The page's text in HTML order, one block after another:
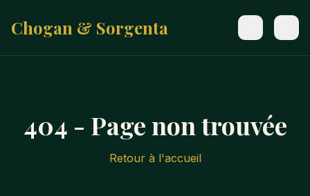
Chogan & Sorgenta
404 - Page non trouvée
Retour à l'accueil